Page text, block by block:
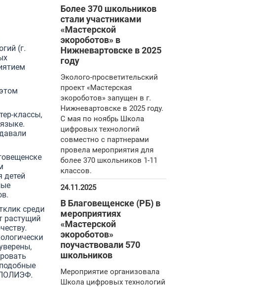
(г.
классы,
детей
среди
растущий
ПОЛИЭФ.
Более 370 школьников
стали участниками
«Мастерской
экороботов» в
Нижневартовске в 2025
году
Эколого-просветительский
проект «Мастерская
экороботов» запущен в г.
Нижневартовске в 2025 году.
С мая по ноябрь Школа
цифровых технологий
совместно с партнерами
провела мероприятия для
более 370 школьников 1-11
классов.
24.11.2025
В Благовещенске (РБ) в
мероприятиях
«Мастерской
экороботов»
поучаствовали 570
школьников
Мероприятие организовала
Школа цифровых технологий